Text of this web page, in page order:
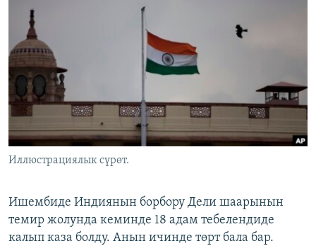
ЭЖЕ-СИҢДИЛЕР
АЗАТТЫК+
ЫҢГАЙСЫЗ СУРООЛОР
ОНЛАЙН ШЕРИНЕ
ЭЕ/АРнун бардык сайттары
Иллюстрациялык сүрөт.
Ишембиде Индиянын борбору Дели шаарынын
темир жолунда кеминде 18 адам тебелендиде
калып каза болду. Анын ичинде төрт бала бар.